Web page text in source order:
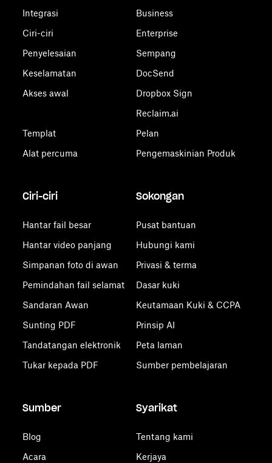
Integrasi
Ciri-ciri
Penyelesaian
Keselamatan
Akses awal
Templat
Alat percuma
Business
Enterprise
Sempang
DocSend
Dropbox Sign
Reclaim.ai
Pelan
Pengemaskinian Produk
Ciri-ciri
Hantar fail besar
Hantar video panjang
Simpanan foto di awan
Pemindahan fail selamat
Sandaran Awan
Sunting PDF
Tandatangan elektronik
Tukar kepada PDF
Sokongan
Pusat bantuan
Hubungi kami
Privasi & terma
Dasar kuki
Keutamaan Kuki & CCPA
Prinsip AI
Peta laman
Sumber pembelajaran
Sumber
Blog
Acara
Syarikat
Tentang kami
Kerjaya